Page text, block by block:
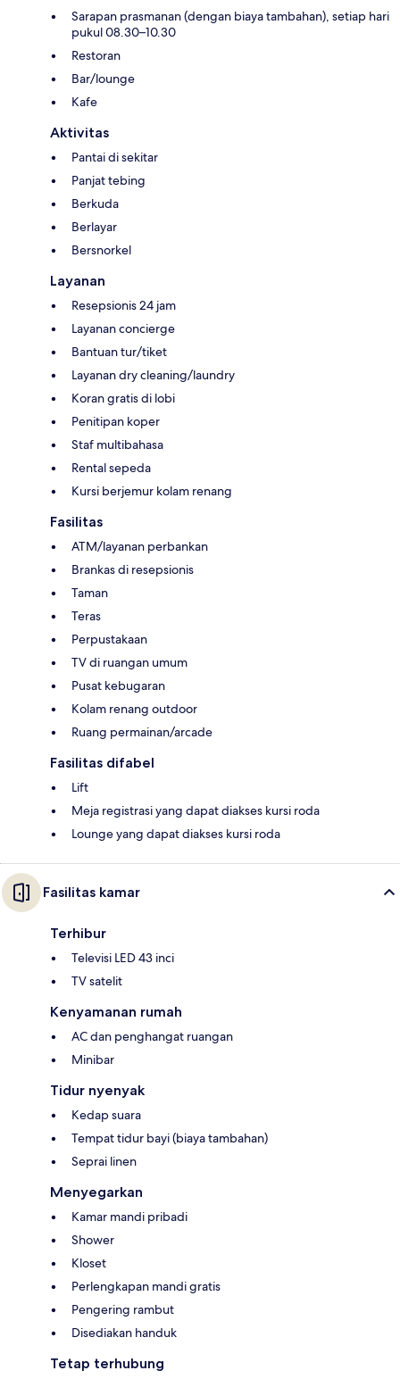
Sarapan prasmanan (dengan biaya tambahan), setiap hari
pukul 08.30–10.30
Restoran
Bar/lounge
Kafe
Aktivitas
Pantai di sekitar
Panjat tebing
Berkuda
Berlayar
Bersnorkel
Layanan
Resepsionis 24 jam
Layanan concierge
Bantuan tur/tiket
Layanan dry cleaning/laundry
Koran gratis di lobi
Penitipan koper
Staf multibahasa
Rental sepeda
Kursi berjemur kolam renang
Fasilitas
ATM/layanan perbankan
Brankas di resepsionis
Taman
Teras
Perpustakaan
TV di ruangan umum
Pusat kebugaran
Kolam renang outdoor
Ruang permainan/arcade
Fasilitas difabel
Lift
Meja registrasi yang dapat diakses kursi roda
Lounge yang dapat diakses kursi roda
Fasilitas kamar
Terhibur
Televisi LED 43 inci
TV satelit
Kenyamanan rumah
AC dan penghangat ruangan
Minibar
Tidur nyenyak
Kedap suara
Tempat tidur bayi (biaya tambahan)
Seprai linen
Menyegarkan
Kamar mandi pribadi
Shower
Kloset
Perlengkapan mandi gratis
Pengering rambut
Disediakan handuk
Tetap terhubung